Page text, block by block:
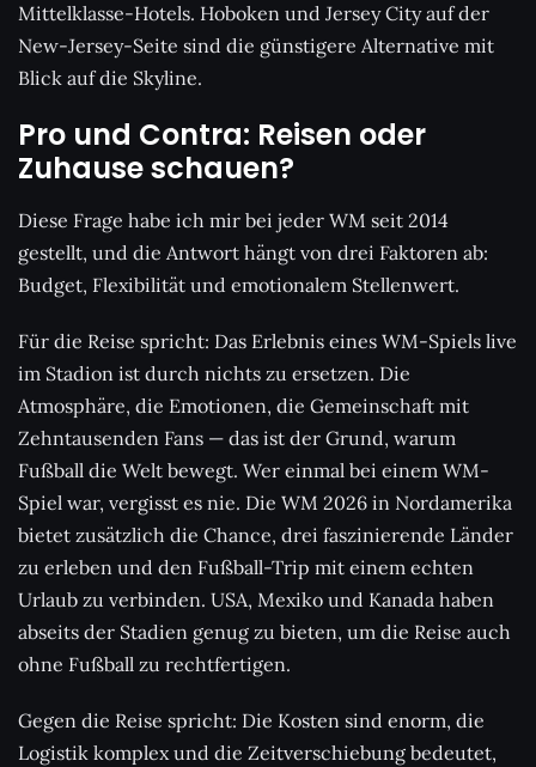
Mittelklasse-Hotels. Hoboken und Jersey City auf der
New-Jersey-Seite sind die günstigere Alternative mit
Blick auf die Skyline.
Pro und Contra: Reisen oder
Zuhause schauen?
Diese Frage habe ich mir bei jeder WM seit 2014
gestellt, und die Antwort hängt von drei Faktoren ab:
Budget, Flexibilität und emotionalem Stellenwert.
Für die Reise spricht: Das Erlebnis eines WM-Spiels live
im Stadion ist durch nichts zu ersetzen. Die
Atmosphäre, die Emotionen, die Gemeinschaft mit
Zehntausenden Fans — das ist der Grund, warum
Fußball die Welt bewegt. Wer einmal bei einem WM-
Spiel war, vergisst es nie. Die WM 2026 in Nordamerika
bietet zusätzlich die Chance, drei faszinierende Länder
zu erleben und den Fußball-Trip mit einem echten
Urlaub zu verbinden. USA, Mexiko und Kanada haben
abseits der Stadien genug zu bieten, um die Reise auch
ohne Fußball zu rechtfertigen.
Gegen die Reise spricht: Die Kosten sind enorm, die
Logistik komplex und die Zeitverschiebung bedeutet,